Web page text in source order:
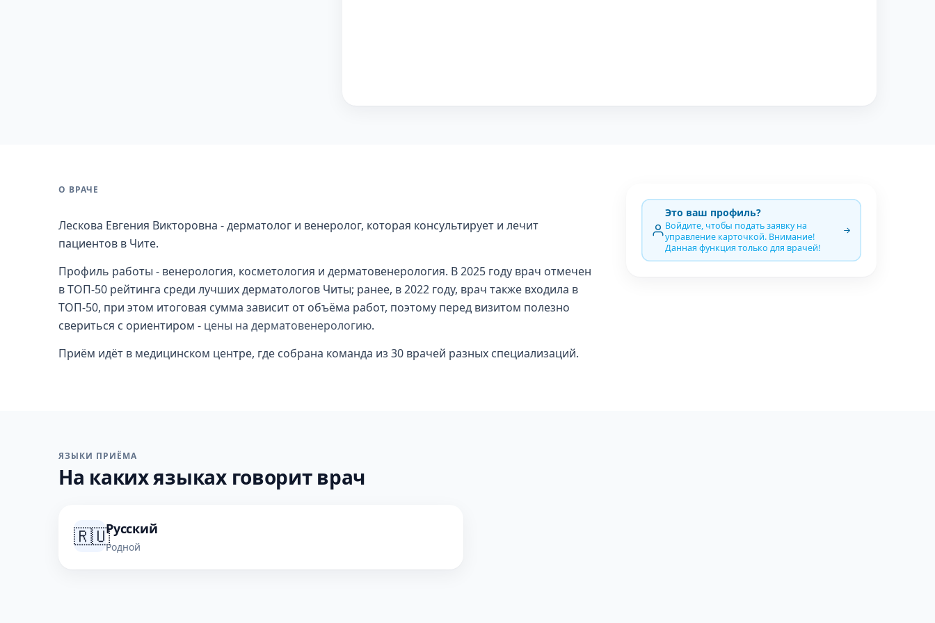
О ВРАЧЕ
Лескова Евгения Викторовна - дерматолог и венеролог, которая консультирует и лечит
пациентов в Чите.
Профиль работы - венерология, косметология и дерматовенерология. В 2025 году врач отмечен
в ТОП-50 рейтинга среди лучших дерматологов Читы; ранее, в 2022 году, врач также входила в
ТОП-50, при этом итоговая сумма зависит от объёма работ, поэтому перед визитом полезно
свериться с ориентиром - цены на дерматовенерологию.
Приём идёт в медицинском центре, где собрана команда из 30 врачей разных специализаций.
Это ваш профиль?
Войдите, чтобы подать заявку на
управление карточкой. Внимание!
Данная функция только для врачей!
ЯЗЫКИ ПРИЁМА
На каких языках говорит врач
🇷🇺Русский
Родной